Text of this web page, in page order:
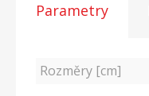
Parametry
Rozměry [cm]